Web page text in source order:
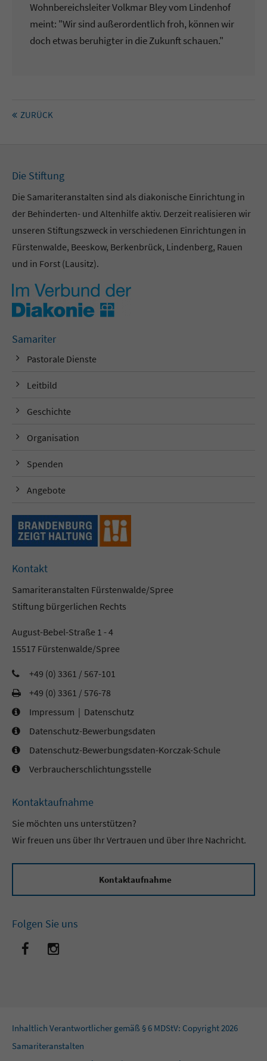
Wohnbereichsleiter Volkmar Bley vom Lindenhof
meint: "Wir sind außerordentlich froh, können wir
doch etwas beruhigter in die Zukunft schauen."
ZURÜCK
Die Stiftung
Die Samariteranstalten sind als diakonische Einrichtung in
der Behinderten- und Altenhilfe aktiv. Derzeit realisieren wir
unseren Stiftungszweck in verschiedenen Einrichtungen in
Fürstenwalde, Beeskow, Berkenbrück, Lindenberg, Rauen
und in Forst (Lausitz).
Samariter
Pastorale Dienste
Leitbild
Geschichte
Organisation
Spenden
Angebote
Kontakt
Samariteranstalten Fürstenwalde/Spree
Stiftung bürgerlichen Rechts
August-Bebel-Straße 1 - 4
15517 Fürstenwalde/Spree
+49 (0) 3361 / 567-101
+49 (0) 3361 / 576-78
Impressum | Datenschutz
Datenschutz-Bewerbungsdaten
Datenschutz-Bewerbungsdaten-Korczak-Schule
Verbraucherschlichtungsstelle
Kontaktaufnahme
Sie möchten uns unterstützen?
Wir freuen uns über Ihr Vertrauen und über Ihre Nachricht.
Kontaktaufnahme
Folgen Sie uns
Inhaltlich Verantwortlicher gemäß § 6 MDStV: Copyright 2026
Samariteranstalten